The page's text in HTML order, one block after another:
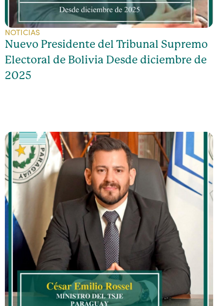
NOTICIAS
Nuevo Presidente del Tribunal Supremo
Electoral de Bolivia Desde diciembre de
2025